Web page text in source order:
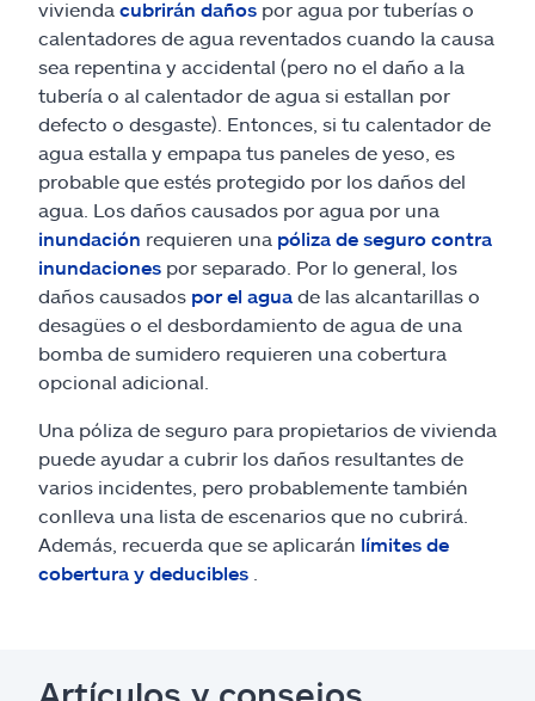
vivienda cubrirán daños por agua por tuberías o
calentadores de agua reventados cuando la causa
sea repentina y accidental (pero no el daño a la
tubería o al calentador de agua si estallan por
defecto o desgaste). Entonces, si tu calentador de
agua estalla y empapa tus paneles de yeso, es
probable que estés protegido por los daños del
agua. Los daños causados por agua por una
inundación requieren una póliza de seguro contra
inundaciones por separado. Por lo general, los
daños causados por el agua de las alcantarillas o
desagües o el desbordamiento de agua de una
bomba de sumidero requieren una cobertura
opcional adicional.
Una póliza de seguro para propietarios de vivienda
puede ayudar a cubrir los daños resultantes de
varios incidentes, pero probablemente también
conlleva una lista de escenarios que no cubrirá.
Además, recuerda que se aplicarán límites de
cobertura y deducibles